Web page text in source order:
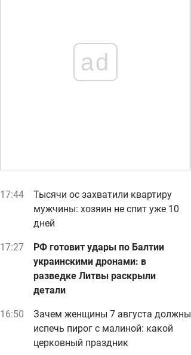
ad
17:44
Тысячи ос захватили квартиру
мужчины: хозяин не спит уже 10
дней
17:27
РФ готовит удары по Балтии
украинскими дронами: в
разведке Литвы раскрыли
детали
16:50
Зачем женщины 7 августа должны
испечь пирог с малиной: какой
церковный праздник